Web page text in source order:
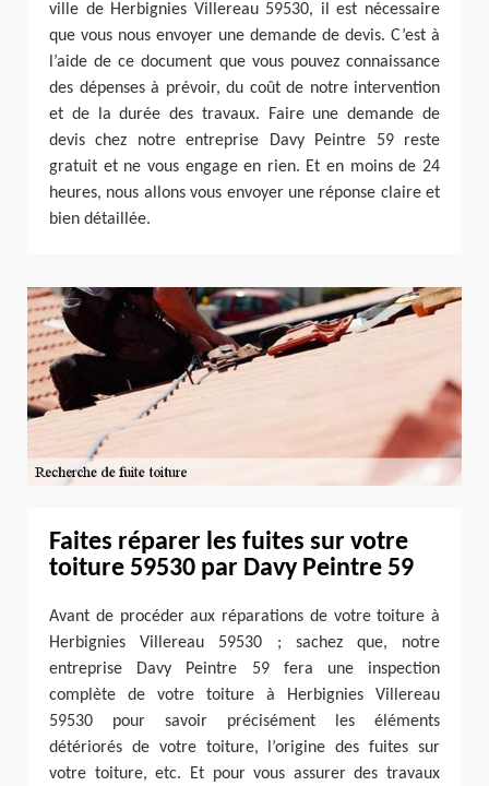
ville de Herbignies Villereau 59530, il est nécessaire
que vous nous envoyer une demande de devis. C’est à
l’aide de ce document que vous pouvez connaissance
des dépenses à prévoir, du coût de notre intervention
et de la durée des travaux. Faire une demande de
devis chez notre entreprise Davy Peintre 59 reste
gratuit et ne vous engage en rien. Et en moins de 24
heures, nous allons vous envoyer une réponse claire et
bien détaillée.
Faites réparer les fuites sur votre
toiture 59530 par Davy Peintre 59
Avant de procéder aux réparations de votre toiture à
Herbignies Villereau 59530 ; sachez que, notre
entreprise Davy Peintre 59 fera une inspection
complète de votre toiture à Herbignies Villereau
59530 pour savoir précisément les éléments
détériorés de votre toiture, l’origine des fuites sur
votre toiture, etc. Et pour vous assurer des travaux